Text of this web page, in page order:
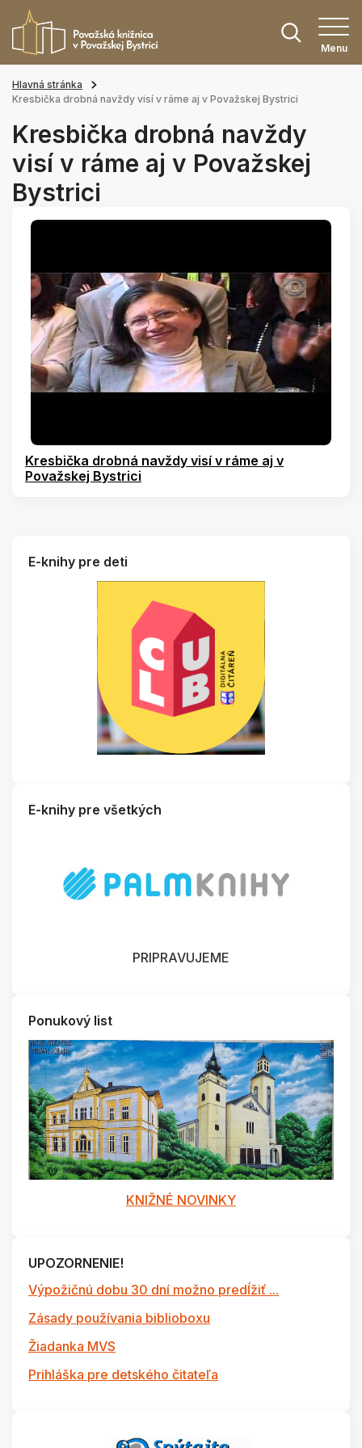
Menu
Hlavná stránka
Kresbička drobná navždy visí v ráme aj v Považskej Bystrici
Kresbička drobná navždy
visí v ráme aj v Považskej
Bystrici
Kresbička drobná navždy visí v ráme aj v
Považskej Bystrici
E-knihy pre deti
E-knihy pre všetkých
PRIPRAVUJEME
Ponukový list
KNIŽNÉ NOVINKY
UPOZORNENIE!
Výpožičnú dobu 30 dní možno predĺžiť ...
Zásady používania biblioboxu
Žiadanka MVS
Prihláška pre detského čitateľa